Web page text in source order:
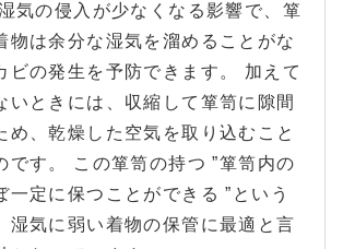
気の侵入が少なくなる影響で、箪
物は余分な湿気を溜めることがな
ビの発生を予防できます。 加えて
いときには、収縮して箪笥に隙間
め、乾燥した空気を取り込むこと
です。 この箪笥の持つ ”箪笥内の
一定に保つことができる ”という
湿気に弱い着物の保管に最適と言